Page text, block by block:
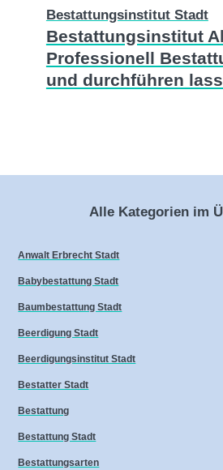
Bestattungsinstitut Stadt
Bestattungsinstitut
Professionell
und durchführen
Alle Kategorien im
Anwalt Erbrecht Stadt
Babybestattung Stadt
Baumbestattung Stadt
Beerdigung Stadt
Beerdigungsinstitut Stadt
Bestatter Stadt
Bestattung
Bestattung Stadt
Bestattungsarten